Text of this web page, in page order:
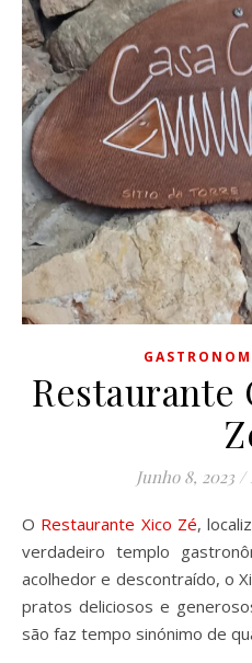
Restaurante
Junho 8, 2023 /
Restaurante Xico Zé,
verdadeiro templo
acolhedor e descontraído, o
pratos deliciosos e
são faz tempo sinónimo de